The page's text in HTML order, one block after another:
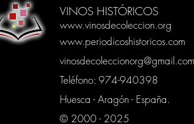
VINOS HISTÓRICOS
www.vinosdecoleccion.org
www.periodicoshistoricos.com
vinosdecoleccionorg@gmail.com
Teléfono: 974-940398
Huesca - Aragón - España.
© 2000 - 2025